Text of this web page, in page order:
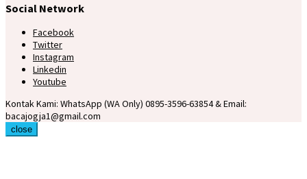
Social Network
Facebook
Twitter
Instagram
Linkedin
Youtube
Kontak Kami: WhatsApp (WA Only) 0895-3596-63854 & Email:
bacajogja1@gmail.com
close